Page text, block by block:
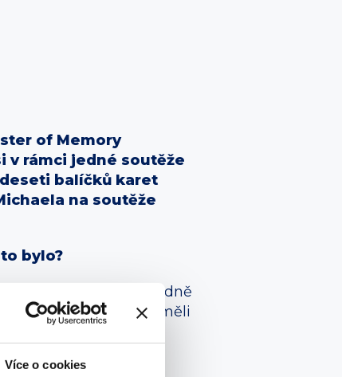
Více o cookies
of Memory
v rámci jedné soutěže
balíčků karet
na soutěže
bylo?
narození náhodně
a my jsme se na ně směli